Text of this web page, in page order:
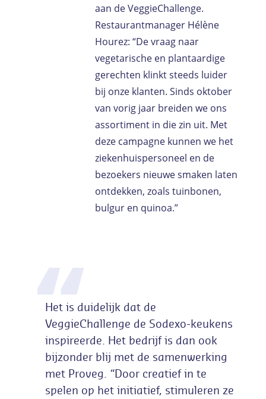
aan de VeggieChallenge.
Restaurantmanager Hélène
Hourez: “De vraag naar
vegetarische en plantaardige
gerechten klinkt steeds luider
bij onze klanten. Sinds oktober
van vorig jaar breiden we ons
assortiment in die zin uit. Met
deze campagne kunnen we het
ziekenhuispersoneel en de
bezoekers nieuwe smaken laten
ontdekken, zoals tuinbonen,
bulgur en quinoa.”
Het is duidelijk dat de
VeggieChallenge de Sodexo-keukens
inspireerde. Het bedrijf is dan ook
bijzonder blij met de samenwerking
met Proveg. “Door creatief in te
spelen op het initiatief, stimuleren ze